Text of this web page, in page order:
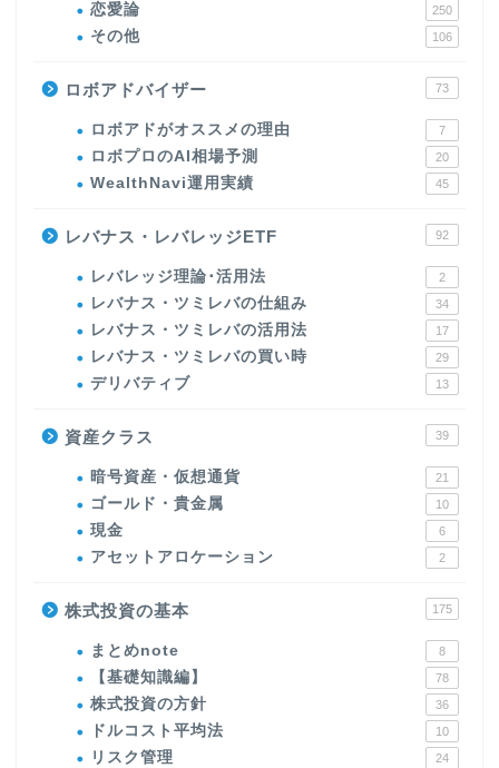
恋愛論 250
その他 106
ロボアドバイザー 73
ロボアドがオススメの理由 7
ロボプロのAI相場予測 20
WealthNavi運用実績 45
レバナス・レバレッジETF 92
レバレッジ理論･活用法 2
レバナス・ツミレバの仕組み 34
レバナス・ツミレバの活用法 17
レバナス・ツミレバの買い時 29
デリバティブ 13
資産クラス 39
暗号資産・仮想通貨 21
ゴールド・貴金属 10
現金 6
アセットアロケーション 2
株式投資の基本 175
まとめnote 8
【基礎知識編】 78
株式投資の方針 36
ドルコスト平均法 10
リスク管理 24